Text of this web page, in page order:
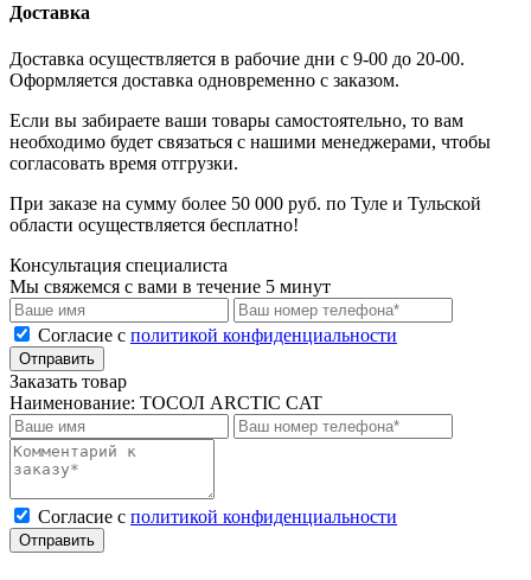
Доставка
Доставка осуществляется в рабочие дни с 9-00 до 20-00.
Оформляется доставка одновременно с заказом.
Если вы забираете ваши товары самостоятельно, то вам
необходимо будет связаться с нашими менеджерами, чтобы
согласовать время отгрузки.
При заказе на сумму более 50 000 руб. по Туле и Тульской
области осуществляется бесплатно!
Консультация специалиста
Мы свяжемся с вами в течение 5 минут
Cогласие с политикой конфиденциальности
Отправить
Заказать товар
Наименование: ТОСОЛ ARCTIC CAT
Cогласие с политикой конфиденциальности
Отправить